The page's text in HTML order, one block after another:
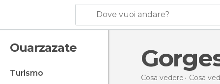
Dove vuoi andare?
Ouarzazate
turismo Cosa vedere Cosa